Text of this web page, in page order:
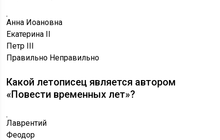
Анна Иоановна
Екатерина II
Петр III
Правильно Неправильно
Какой летописец является автором
«Повести временных лет»?
Лаврентий
Феодор